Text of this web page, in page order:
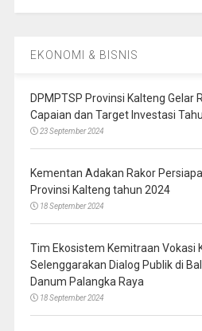
EKONOMI & BISNIS
DPMPTSP Provinsi Kalteng Gelar
Capaian dan Target Investasi
23 September 2024
Kementan Adakan Rakor
Provinsi Kalteng tahun 2024
18 September 2024
Tim Ekosistem Kemitraan Vokasi
Selenggarakan Dialog Publik di
Danum Palangka Raya
18 September 2024